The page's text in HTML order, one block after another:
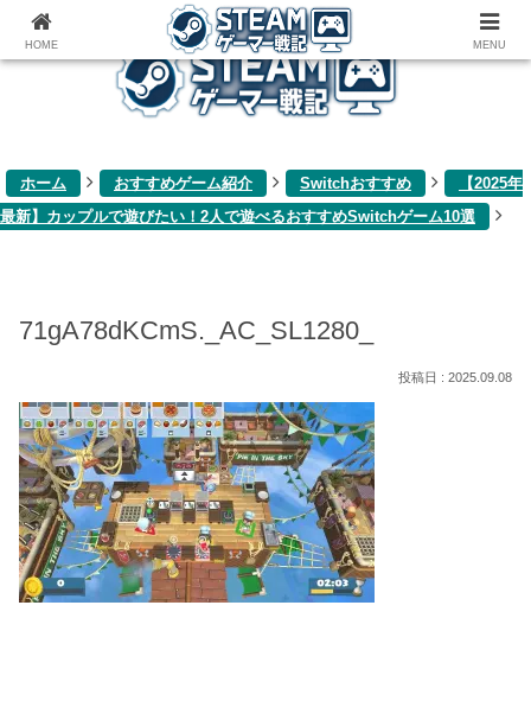
ゲーム関連雑記ブログ
ホーム おすすめゲーム紹介 Switchおすすめ
【2025年
最新】カップルで遊びたい！2人で遊べるおすすめSwitchゲーム10選
71gA78dKCmS._AC_SL1280_
2025.09.08
HOME MENU